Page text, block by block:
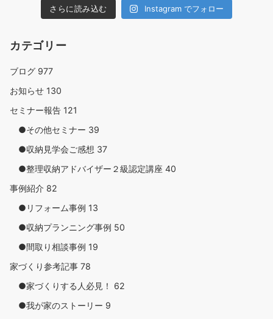
さらに読み込む Instagram でフォロー
カテゴリー
ブログ 977
お知らせ 130
セミナー報告 121
●その他セミナー 39
●収納見学会ご感想 37
●整理収納アドバイザー２級認定講座 40
事例紹介 82
●リフォーム事例 13
●収納プランニング事例 50
●間取り相談事例 19
家づくり参考記事 78
●家づくりする人必見！ 62
●我が家のストーリー 9